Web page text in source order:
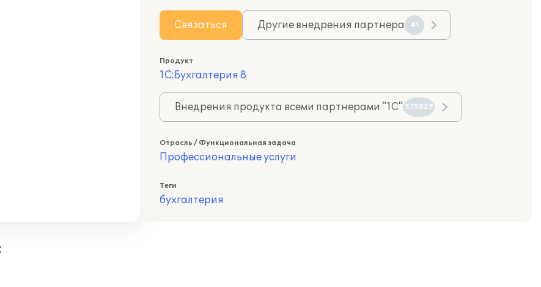
Связаться Другие внедрения партнера 41
Продукт
1С:Бухгалтерия 8
Внедрения продукта всеми партнерами "1С" 575825
Отрасль / Функциональная задача
Профессиональные услуги
Теги
бухгалтерия